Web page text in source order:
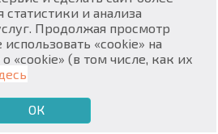
BG
о сотрудничестве с
Дом»
и анализа
Продолжая просмотр
«cookie» на
«cookie» (в том числе, как их
ОК